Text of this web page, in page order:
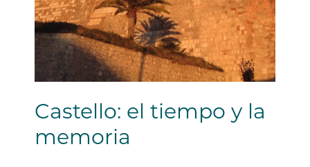
Castello: el tiempo y la
memoria